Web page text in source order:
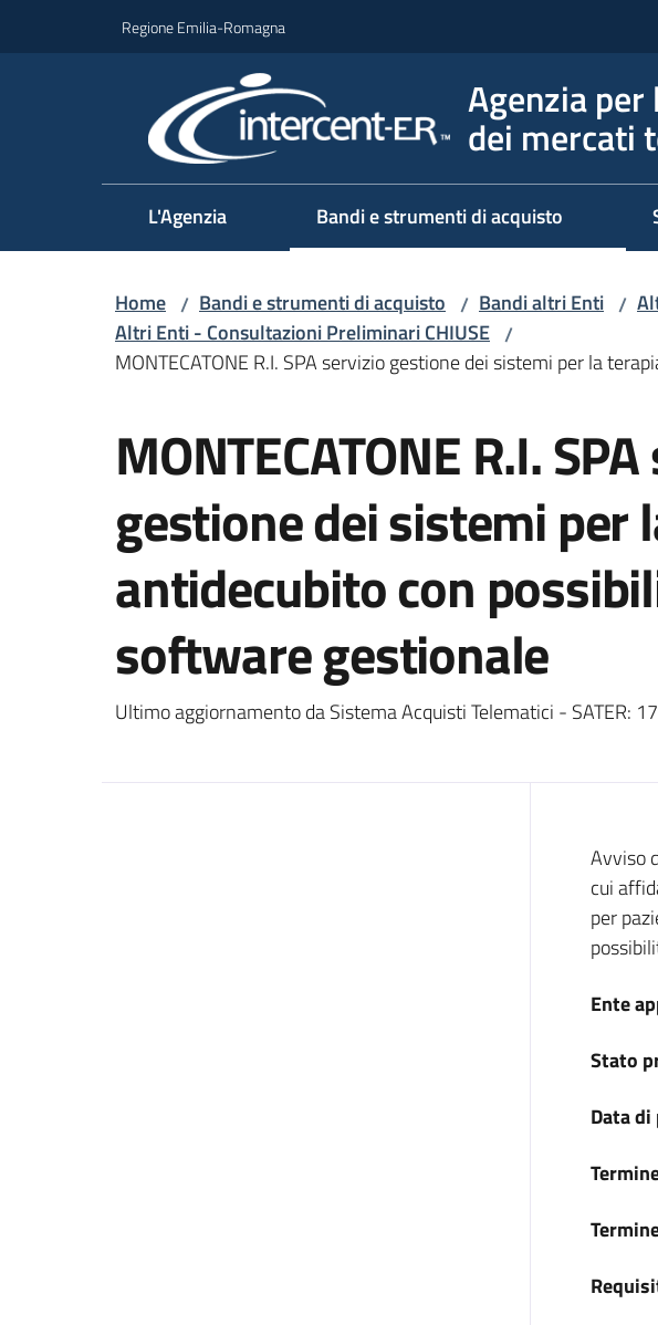
Regione Emilia-Romagna
Agenzia
dei mercati
L'Agenzia Bandi e strumenti di acquisto
Home / Bandi e strumenti di acquisto / Bandi altri Enti /
Altri Enti - Consultazioni Preliminari CHIUSE /
MONTECATONE R.I. SPA servizio gestione dei sistemi per la
MONTECATONE R.I.
gestione dei sistemi per
antidecubito con
software gestionale
Ultimo aggiornamento da Sistema Acquisti Telematici - SATER:
Dati
Avviso
cui
per
Ente
Stato
Data